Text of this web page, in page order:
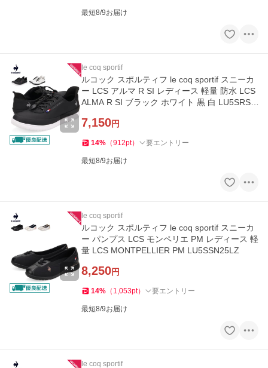
最短8/9お届け
le coq sportif
ルコック スポルティフ le coq sportif スニーカ
ー LCS アルマ R SI レディース 軽量 防水 LCS
ALMA R SI ブラック ホワイト 黒 白 LU5SRS2
7,150円
14% （912pt） 要エントリー
最短8/9お届け
le coq sportif
ルコック スポルティフ le coq sportif スニーカ
ー パンプス LCS モンペリエ PM レディース 軽
量 LCS MONTPELLIER PM LU5SSN25LZ
8,250円
14% （ 1,053pt） 要エントリー
最短8/9お届け
le coq sportif